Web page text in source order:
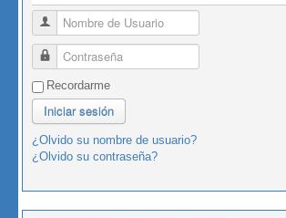
Nombre de Usuario
Contraseña
Recordarme
Iniciar sesión
¿Olvido su nombre de usuario?
¿Olvido su contraseña?